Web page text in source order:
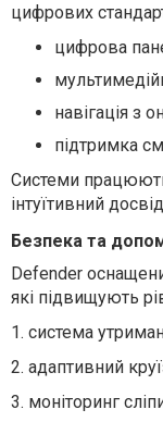
цифрових
цифрова
навігація з
підтримка
Системи
інтуїтивний
Безпека та
Defender
які підвищують
1. система
2. адаптивний
3. моніторинг